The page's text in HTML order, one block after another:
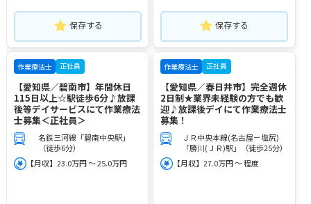
保存する 保存する
作業療法士 正社員
【愛知県／碧南市】年間休日
115日以上☆駅徒歩6分♪放課
後等デイサービスにて作業療法
士募集＜正社員＞
名鉄三河線「碧南中央駅」
（徒歩6分）
【月収】23.0万円 ～ 25.0万円
作業療法士 正社員
【愛知県／春日井市】完全週休
2日制★業界未経験の方でも歓
迎♪放課後デイにて作業療法士
募集！
ＪＲ中央本線(名古屋－塩尻)
「勝川(ＪＲ)駅」（徒歩25分）
【月収】27.0万円 ～ 程度